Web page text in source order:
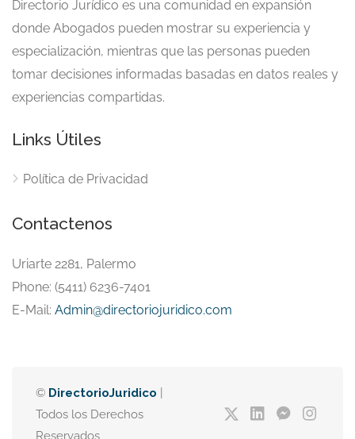
Directorio Jurídico es una comunidad en expansión
donde Abogados pueden mostrar su experiencia y
especialización, mientras que las personas pueden
tomar decisiones informadas basadas en datos reales y
experiencias compartidas.
Links Útiles
Política de Privacidad
Contactenos
Uriarte 2281, Palermo
Phone: (5411) 6236-7401
E-Mail: Admin@directoriojuridico.com
© DirectorioJuridico
Todos los Derechos
Reservados